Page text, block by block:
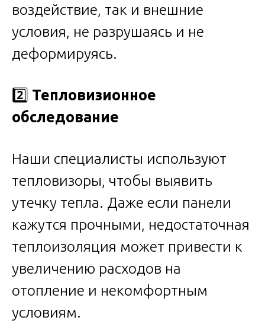
воздействие, так и внешние
условия, не разрушаясь и не
деформируясь.
2️⃣ Тепловизионное
обследование
Наши специалисты используют
тепловизоры, чтобы выявить
утечку тепла. Даже если панели
кажутся прочными, недостаточная
теплоизоляция может привести к
увеличению расходов на
отопление и некомфортным
условиям.